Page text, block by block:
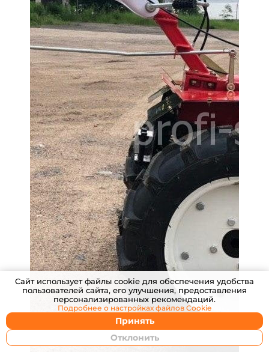
Cайт использует файлы cookie для обеспечения удобства
пользователей сайта, его улучшения, предоставления
персонализированных рекомендаций.
Принять
Отклонить
Подробнее о настройках файлов Cookie